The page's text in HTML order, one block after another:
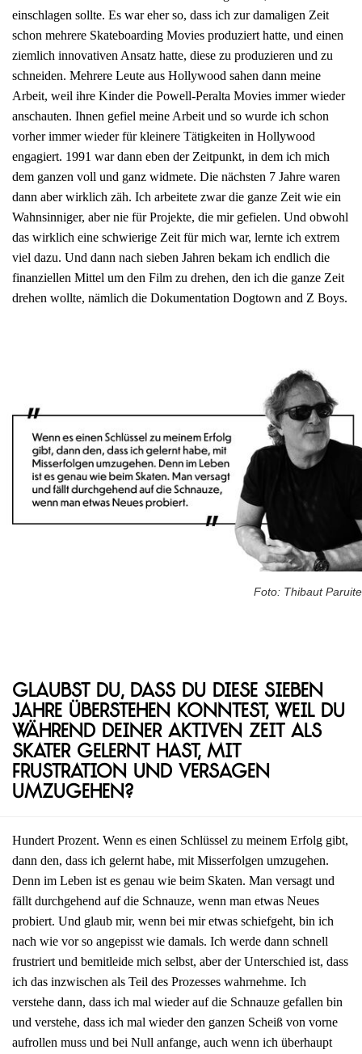
einschlagen sollte. Es war eher so, dass ich zur damaligen Zeit
schon mehrere Skateboarding Movies produziert hatte, und einen
ziemlich innovativen Ansatz hatte, diese zu produzieren und zu
schneiden. Mehrere Leute aus Hollywood sahen dann meine
Arbeit, weil ihre Kinder die Powell-Peralta Movies immer wieder
anschauten. Ihnen gefiel meine Arbeit und so wurde ich schon
vorher immer wieder für kleinere Tätigkeiten in Hollywood
engagiert. 1991 war dann eben der Zeitpunkt, in dem ich mich
dem ganzen voll und ganz widmete. Die nächsten 7 Jahre waren
dann aber wirklich zäh. Ich arbeitete zwar die ganze Zeit wie ein
Wahnsinniger, aber nie für Projekte, die mir gefielen. Und obwohl
das wirklich eine schwierige Zeit für mich war, lernte ich extrem
viel dazu. Und dann nach sieben Jahren bekam ich endlich die
finanziellen Mittel um den Film zu drehen, den ich die ganze Zeit
drehen wollte, nämlich die Dokumentation Dogtown and Z Boys.
Foto: Thibaut Paruite
Glaubst du, dass du diese sieben
Jahre überstehen konntest, weil du
während deiner aktiven Zeit als
Skater gelernt hast, mit
Frustration und Versagen
umzugehen?
Hundert Prozent. Wenn es einen Schlüssel zu meinem Erfolg gibt,
dann den, dass ich gelernt habe, mit Misserfolgen umzugehen.
Denn im Leben ist es genau wie beim Skaten. Man versagt und
fällt durchgehend auf die Schnauze, wenn man etwas Neues
probiert. Und glaub mir, wenn bei mir etwas schiefgeht, bin ich
nach wie vor so angepisst wie damals. Ich werde dann schnell
frustriert und bemitleide mich selbst, aber der Unterschied ist, dass
ich das inzwischen als Teil des Prozesses wahrnehme. Ich
verstehe dann, dass ich mal wieder auf die Schnauze gefallen bin
und verstehe, dass ich mal wieder den ganzen Scheiß von vorne
aufrollen muss und bei Null anfange, auch wenn ich überhaupt